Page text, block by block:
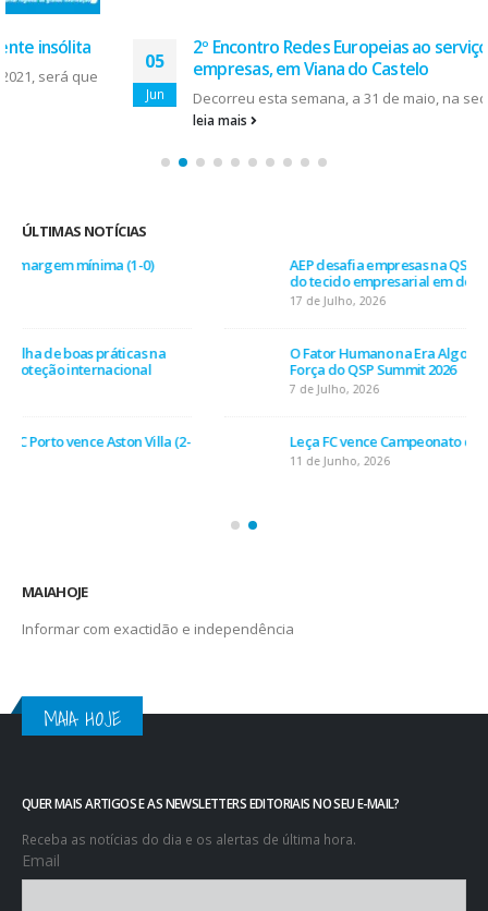
05
2º Encontro Redes Europeias ao serviço das
empresas, em Viana do Castelo
Decorreu esta semana, a 31 de maio, na sede da AEVC...
ÚLTIMAS NOTÍCIAS
AEP desafia empresas na QSP Summit e revela prioridades
do tecido empresarial em dois minutos
O Fator Humano na Era Algorítmica: As Grandes Linhas de
Força do QSP Summit 2026
Leça FC vence Campeonato de Portugal na final do Jamor
MAIAHOJE
Informar com exactidão e independência
MAIA HOJE
QUER MAIS ARTIGOS E AS NEWSLETTERS EDITORIAIS NO SEU E-MAIL?
Receba as notícias do dia e os alertas de última hora.
Email